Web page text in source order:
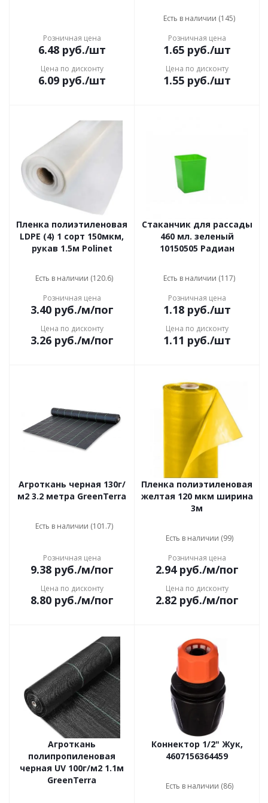
Розничная цена
6.48руб./шт
Цена по дисконту
6.09руб./шт
Есть в наличии (145)
Розничная цена
1.65руб./шт
Цена по дисконту
1.55руб./шт
Пленка полиэтиленовая
LDPE (4) 1 сорт 150мкм,
рукав 1.5м Polinet
Есть в наличии (120.6)
Розничная цена
3.40руб./м/пог
Цена по дисконту
3.26руб./м/пог
Стаканчик для рассады
460 мл. зеленый
10150505 Радиан
Есть в наличии (117)
Розничная цена
1.18руб./шт
Цена по дисконту
1.11 руб./шт
Агроткань черная 130г/
м2 3.2 метра GreenTerra
Есть в наличии (101.7)
Розничная цена
9.38руб./м/пог
Цена по дисконту
8.80руб./м/пог
Пленка полиэтиленовая
желтая 120 мкм ширина
3м
Есть в наличии (99)
Розничная цена
2.94руб./м/пог
Цена по дисконту
2.82руб./м/пог
Агроткань
полипропиленовая
черная UV 100г/м2 1.1м
GreenTerra
Коннектор 1/2" Жук,
4607156364459
Есть в наличии (86)